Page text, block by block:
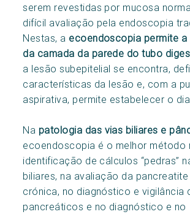
serem revestidas por mucosa
difícil avaliação pela endoscopia
Nestas, a ecoendoscopia permite
da camada da parede do tubo
a lesão subepitelial se encontra,
características da lesão e, com a
aspirativa, permite estabelecer o
Na patologia das vias biliares e
ecoendoscopia é o melhor método
identificação de cálculos “pedras”
biliares, na avaliação da pancreatite
crónica, no diagnóstico e vigilância
pancreáticos e no diagnóstico e no